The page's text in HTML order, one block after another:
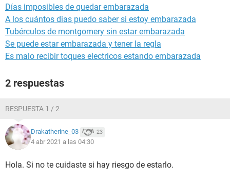
Días imposibles de quedar embarazada
A los cuántos dias puedo saber si estoy embarazada
Tubérculos de montgomery sin estar embarazada
Se puede estar embarazada y tener la regla
Es malo recibir toques electricos estando embarazada
2 respuestas
RESPUESTA 1 / 2
Drakatherine_03 23
4 abr 2021 a las 04:30
Hola. Si no te cuidaste si hay riesgo de estarlo.